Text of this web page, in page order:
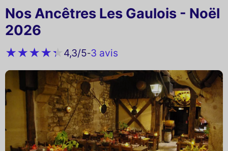
Nos Ancêtres Les Gaulois - Noël
2026
4,3/5-3 avis